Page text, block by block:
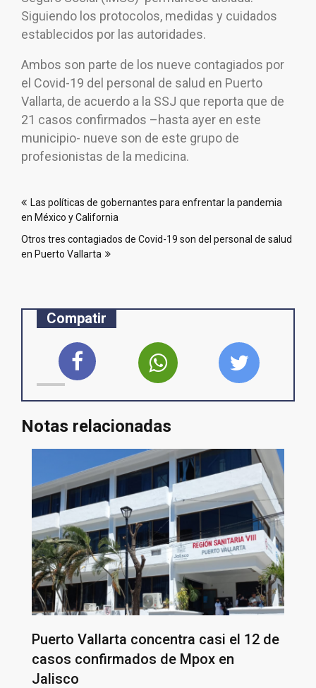
Siguiendo los protocolos, medidas y cuidados
establecidos por las autoridades.
Ambos son parte de los nueve contagiados por
el Covid-19 del personal de salud en Puerto
Vallarta, de acuerdo a la SSJ que reporta que de
21 casos confirmados –hasta ayer en este
municipio- nueve son de este grupo de
profesionistas de la medicina.
de
entradas
Las políticas de gobernantes para enfrentar la pandemia
en México y California
Otros tres contagiados de Covid-19 son del personal de salud
en Puerto Vallarta
Compatir
Notas relacionadas
Puerto Vallarta concentra casi el 12 de
casos confirmados de Mpox en
Jalisco